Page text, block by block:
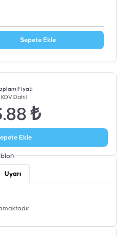
Sepete Ekle
Fiyat:
KDV Dahil
₺
Ekle
Uyarı